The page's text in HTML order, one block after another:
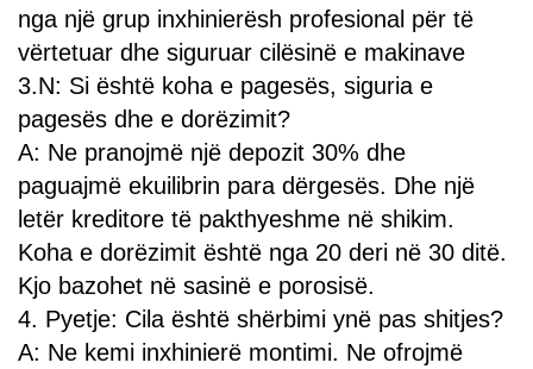
nga një grup inxhinierësh profesional për të
vërtetuar dhe siguruar cilësinë e makinave
3.N: Si është koha e pagesës, siguria e
pagesës dhe e dorëzimit?
A: Ne pranojmë një depozit 30% dhe
paguajmë ekuilibrin para dërgesës. Dhe një
letër kreditore të pakthyeshme në shikim.
Koha e dorëzimit është nga 20 deri në 30 ditë.
Kjo bazohet në sasinë e porosisë.
4. Pyetje: Cila është shërbimi ynë pas shitjes?
A: Ne kemi inxhinierë montimi. Ne ofrojmë